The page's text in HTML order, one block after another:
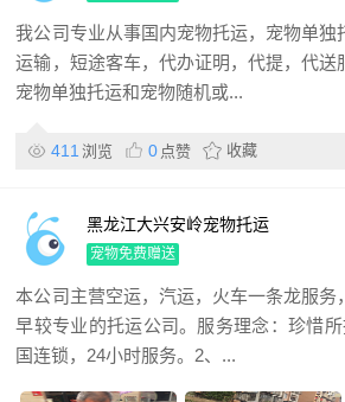
我公司专业从事国内宠物托运，宠物单独
运输，短途客车，代办证明，代提，代送
宠物单独托运和宠物随机或...
411 浏览 0 点赞 收藏
黑龙江大兴安岭宠物托运
宠物免费赠送
本公司主营空运，汽运，火车一条龙服务
早较专业的托运公司。服务理念：珍惜
国连锁，24小时服务。2、...